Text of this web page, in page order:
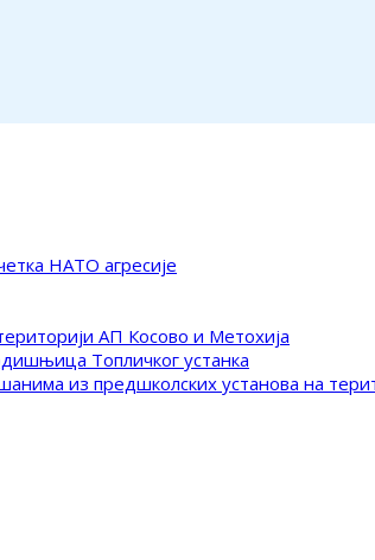
НАТО агресије
АП Косово и Метохија
Топличког устанка
из предшколских установа на